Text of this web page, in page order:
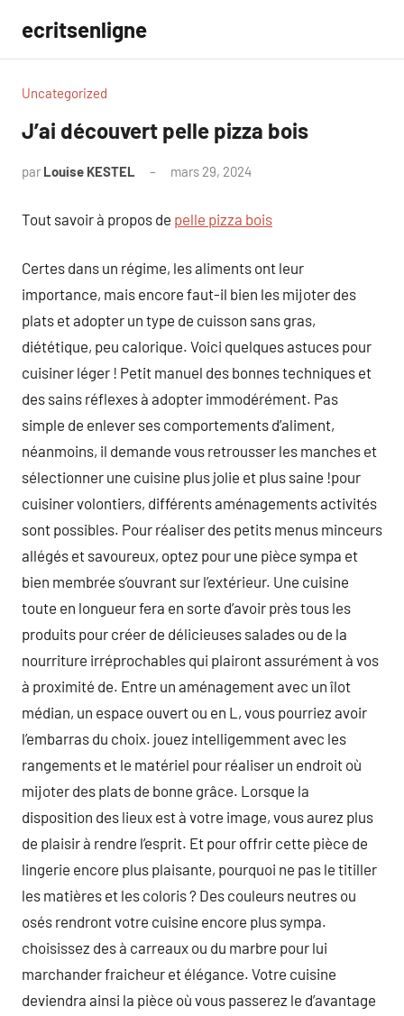
contenu
ecritsenligne
Uncategorized
J’ai découvert pelle pizza bois
par Louise KESTEL mars 29, 2024
Tout savoir à propos de pelle pizza bois
Certes dans un régime, les aliments ont leur
importance, mais encore faut-il bien les mijoter des
plats et adopter un type de cuisson sans gras,
diététique, peu calorique. Voici quelques astuces pour
cuisiner léger ! Petit manuel des bonnes techniques et
des sains réflexes à adopter immodérément. Pas
simple de enlever ses comportements d’aliment,
néanmoins, il demande vous retrousser les manches et
sélectionner une cuisine plus jolie et plus saine !pour
cuisiner volontiers, différents aménagements activités
sont possibles. Pour réaliser des petits menus minceurs
allégés et savoureux, optez pour une pièce sympa et
bien membrée s’ouvrant sur l’extérieur. Une cuisine
toute en longueur fera en sorte d’avoir près tous les
produits pour créer de délicieuses salades ou de la
nourriture irréprochables qui plairont assurément à vos
à proximité de. Entre un aménagement avec un îlot
médian, un espace ouvert ou en L, vous pourriez avoir
l’embarras du choix. jouez intelligemment avec les
rangements et le matériel pour réaliser un endroit où
mijoter des plats de bonne grâce. Lorsque la
disposition des lieux est à votre image, vous aurez plus
de plaisir à rendre l’esprit. Et pour offrir cette pièce de
lingerie encore plus plaisante, pourquoi ne pas le titiller
les matières et les coloris ? Des couleurs neutres ou
osés rendront votre cuisine encore plus sympa.
choisissez des à carreaux ou du marbre pour lui
marchander fraicheur et élégance. Votre cuisine
deviendra ainsi la pièce où vous passerez le d’avantage